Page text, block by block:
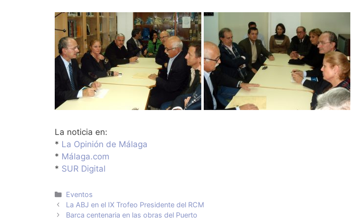
La noticia en:
* La Opinión de Málaga
* Málaga.com
* SUR Digital
Categorías
Eventos
La ABJ en el IX Trofeo Presidente del RCM
Barca centenaria en las obras del Puerto